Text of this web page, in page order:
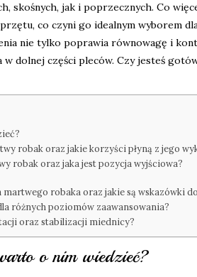
skośnych, jak i poprzecznych. Co
co czyni go idealnym wyborem
nie tylko poprawia równowagę i
dolnej części pleców. Czy jesteś
robak oraz jakie korzyści płyną z jego
robak oraz jaka jest pozycja wyjściowa?
martwego robaka oraz jakie są wskazówki
różnych poziomów zaawansowania?
oraz stabilizacji miednicy?
o nim wiedzieć?